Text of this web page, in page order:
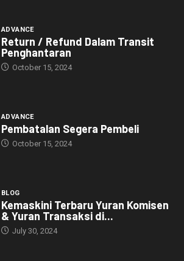
ADVANCE
Return / Refund Dalam Transit
Penghantaran
October 15, 2024
ADVANCE
Pembatalan Segera Pembeli
October 15, 2024
BLOG
Kemaskini Terbaru Yuran Komisen
& Yuran Transaksi di...
July 30, 2024